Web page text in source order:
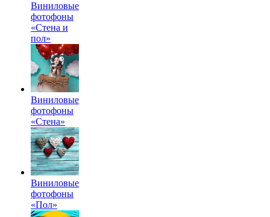
Виниловые
фотофоны
«Стена и
пол»
Виниловые
фотофоны
«Стена»
Виниловые
фотофоны
«Пол»